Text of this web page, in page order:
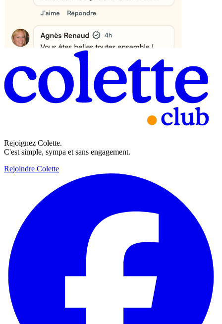
Rejoignez Colette.
C'est simple, sympa et sans engagement.
Rejoindre Colette